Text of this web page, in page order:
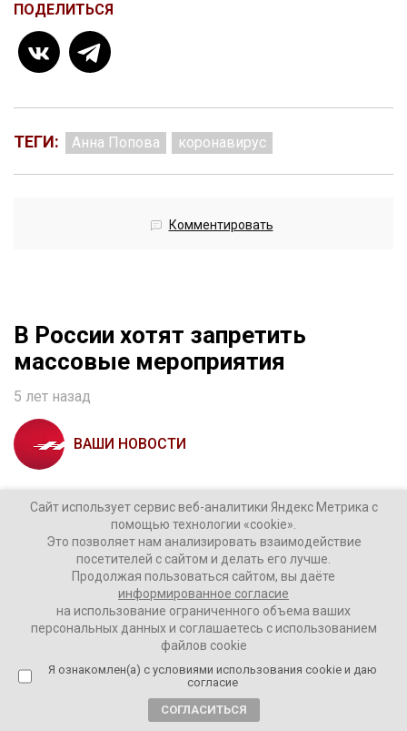
ПОДЕЛИТЬСЯ
ТЕГИ: Анна Попова коронавирус
Комментировать
В России хотят запретить
массовые мероприятия
5 лет назад
ВАШИ НОВОСТИ
Анна Попова
просьбой поддержать проект о запрете проведения
массовых мероприятий в России к председателю
правительства РФМихаилу Мишустину .
На заседании президиума координационного совета
по борьбе с COVID-19 при правительстве РФ Попова
«Михаил Владимирович, хотела попросить Вас
поддержать наше предложение. Состоит оно вот в
Сайт использует сервис веб-аналитики Яндекс Метрика с
помощью технологии «cookie».
Это позволяет нам анализировать взаимодействие
посетителей с сайтом и делать его лучше.
Продолжая пользоваться сайтом, вы даёте
информированное согласие
на использование ограниченного объема ваших
персональных данных и соглашаетесь с использованием
файлов cookie
Я ознакомлен(а) с условиями использования cookie и даю
согласие
СОГЛАСИТЬСЯ